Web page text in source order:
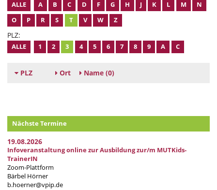
ALLE A B C D F G H J K L M
N
O
P R S T V W Z
PLZ:
ALLE 1 2 3 4 5 6 7 8 9 A C
PLZ Ort Name (0)
Nächste Termine
19.08.2026
Infoveranstaltung online zur Ausbildung zur/m MUTKids-
TrainerIN
Zoom-Plattform
Bärbel Hörner
b.hoerner@vpip.de